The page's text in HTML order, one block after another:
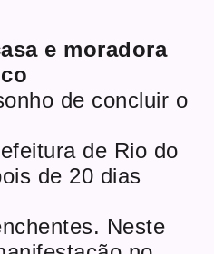
e moradora
de concluir o
de Rio do
de 20 dias
Neste